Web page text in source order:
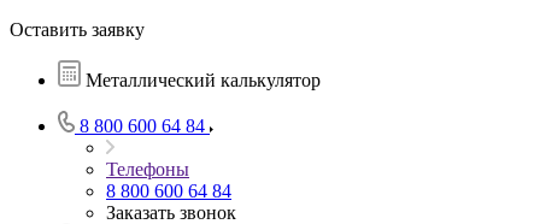
Оставить заявку
Металлический калькулятор
8 800 600 64 84
Телефоны
8 800 600 64 84
Заказать звонок